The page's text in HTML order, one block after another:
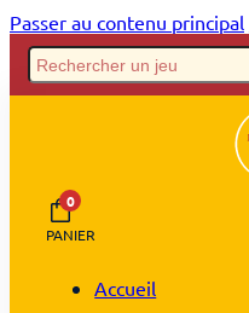
Passer au contenu principal
0
PANIER
Accueil